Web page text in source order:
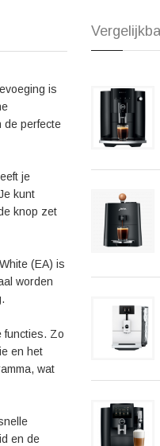
ervaring. Ontdek zelf het
koffie die dit
is
de perfecte
je
kunt
knop zet
(EA) is
worden
functies. Zo
en het
wat
en de